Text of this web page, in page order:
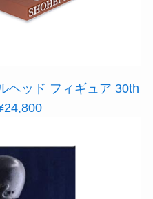
ヘッド フィギュア 30th